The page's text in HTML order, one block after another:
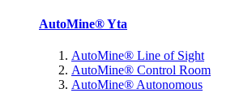
AutoMine® Yta
AutoMine® Line of Sight
AutoMine® Control Room
AutoMine® Autonomous